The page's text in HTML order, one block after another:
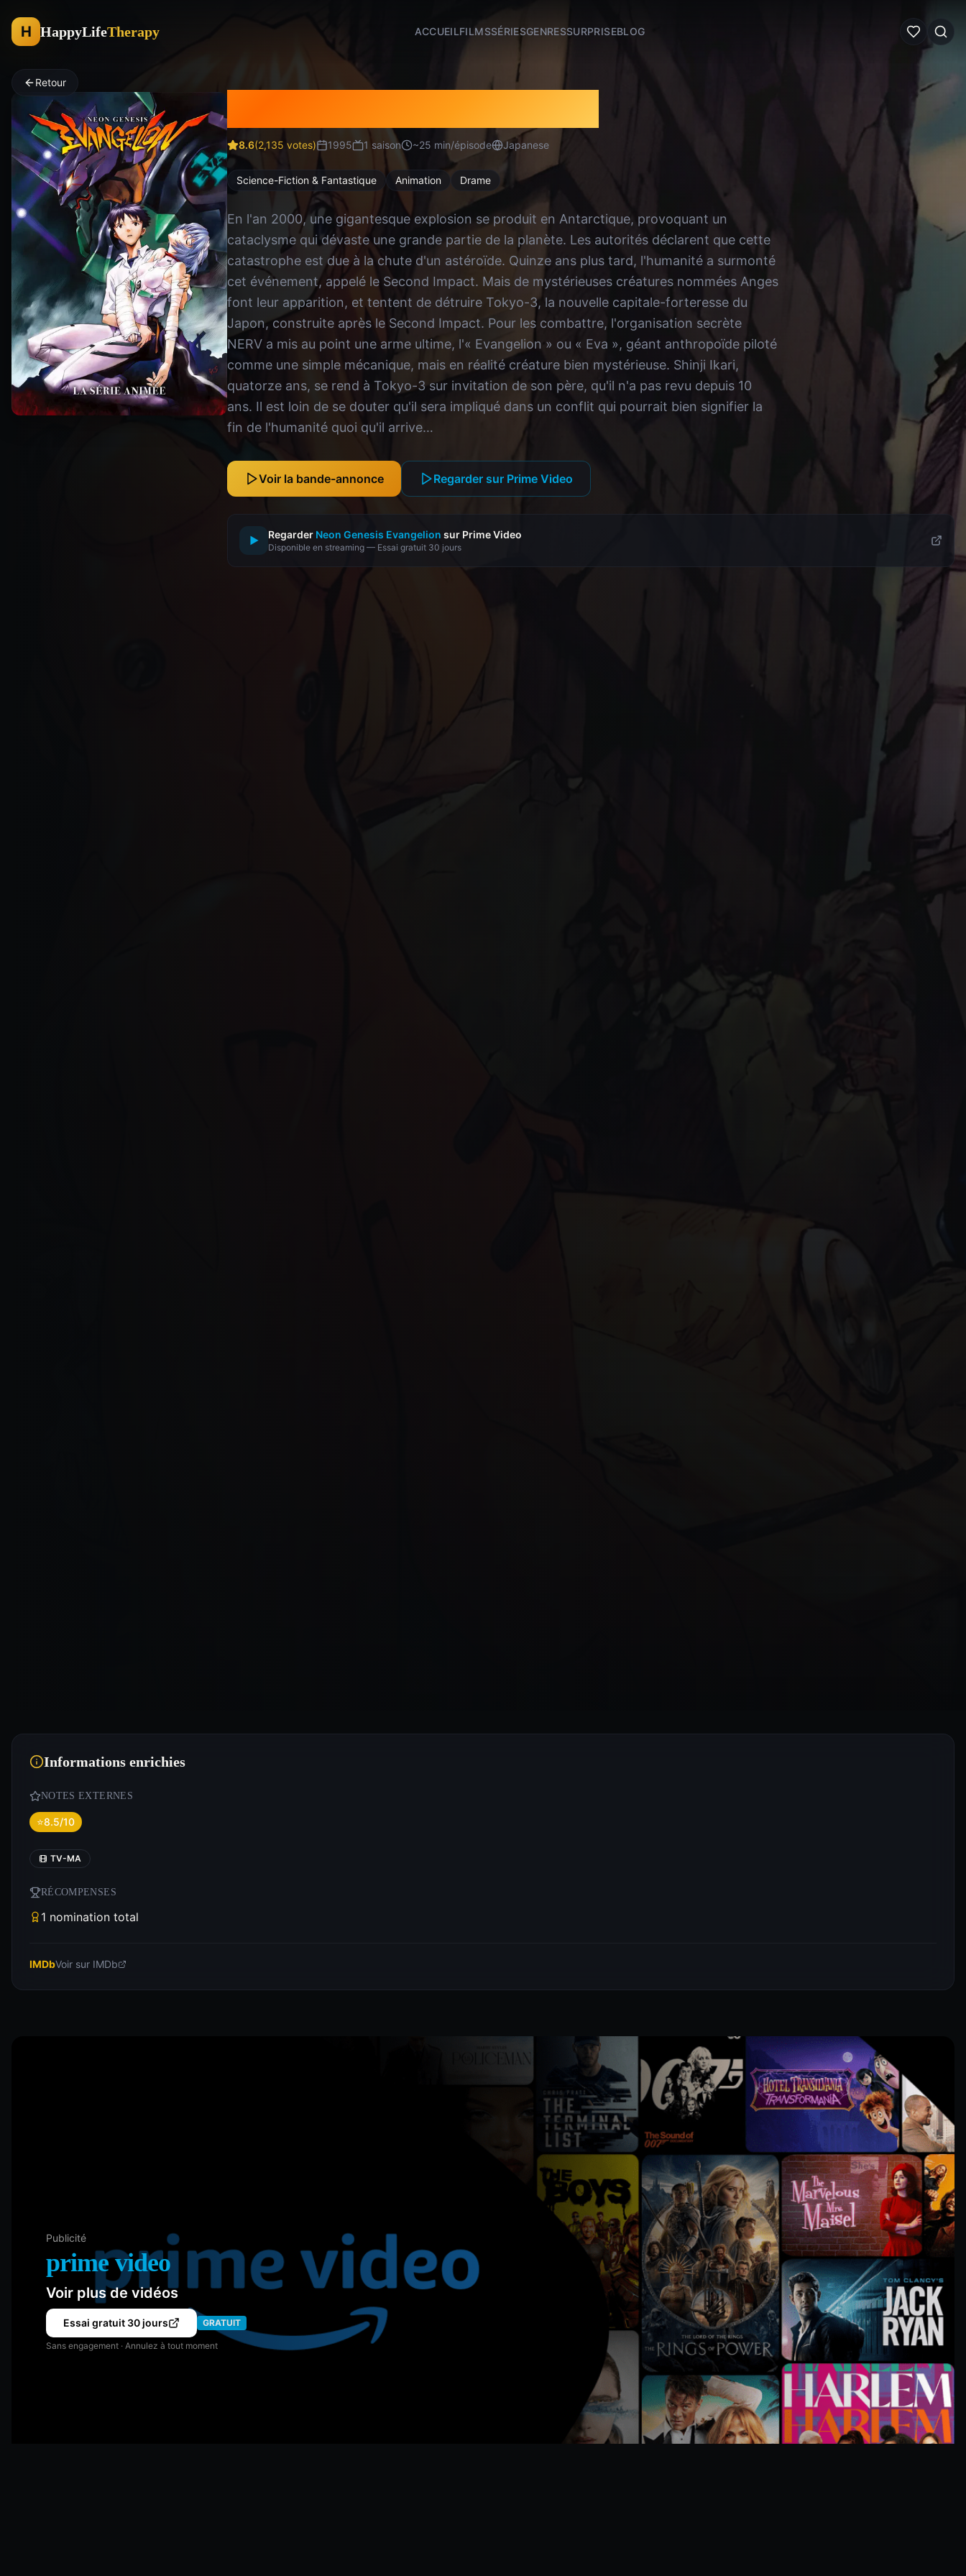
H HappyLifeTherapy ACCUEILFILMSSÉRIESGENRESSURPRISEBLOG
Retour
8.6(2,135 votes) 1995 1 saison ~25 min/épisode Japanese
Science-Fiction & Fantastique Animation Drame
En l'an 2000, une gigantesque explosion se produit en Antarctique, provoquant un
cataclysme qui dévaste une grande partie de la planète. Les autorités déclarent que cette
catastrophe est due à la chute d'un astéroïde. Quinze ans plus tard, l'humanité a surmonté
cet événement, appelé le Second Impact. Mais de mystérieuses créatures nommées Anges
font leur apparition, et tentent de détruire Tokyo-3, la nouvelle capitale-forteresse du
Japon, construite après le Second Impact. Pour les combattre, l'organisation secrète
NERV a mis au point une arme ultime, l'« Evangelion » ou « Eva », géant anthropoïde piloté
comme une simple mécanique, mais en réalité créature bien mystérieuse. Shinji Ikari,
quatorze ans, se rend à Tokyo-3 sur invitation de son père, qu'il n'a pas revu depuis 10
ans. Il est loin de se douter qu'il sera impliqué dans un conflit qui pourrait bien signifier la
fin de l'humanité quoi qu'il arrive…
Voir la bande-annonce Regarder sur Prime Video
▶ Regarder Neon Genesis Evangelion sur Prime Video
Disponible en streaming — Essai gratuit 30 jours
Informations enrichies
NOTES EXTERNES
⭐8.5/10
TV-MA
RÉCOMPENSES
1 nomination total
IMDbVoir sur IMDb
Publicité
prime video
Voir plus de vidéos
Essai gratuit 30 jours GRATUIT
Sans engagement · Annulez à tout moment